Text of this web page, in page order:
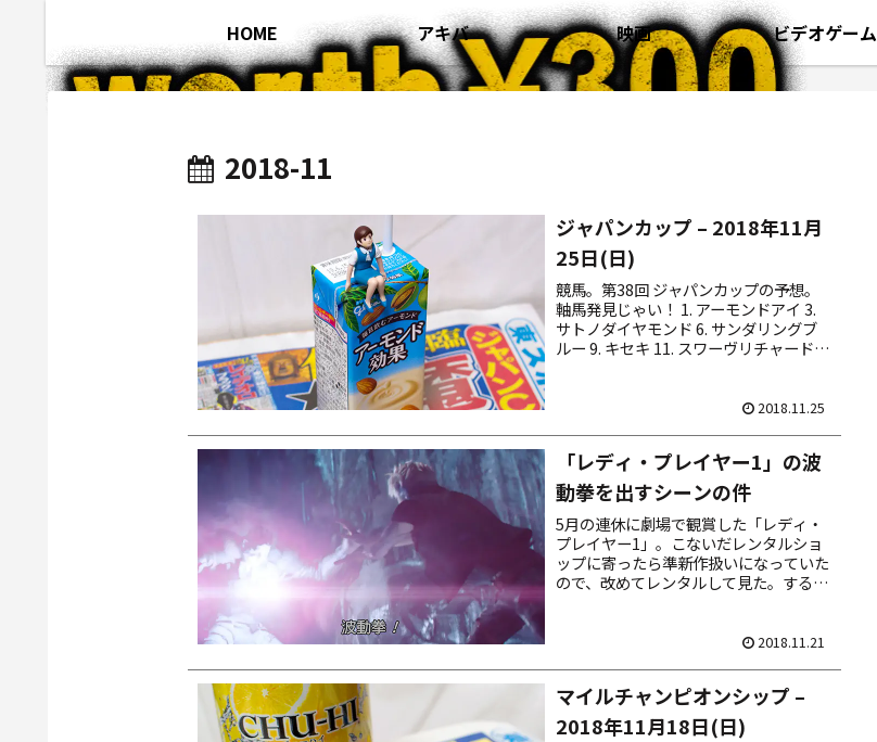
HOME アキバ 映画 ビデオゲーム
2018-11
ジャパンカップ – 2018年11月
25日(日)
競馬。第38回 ジャパンカップの予想。
軸馬発見じゃい！ 1. アーモンドアイ 3.
サトノダイヤモンド 6. サンダリングブ
ルー 9. キセキ 11. スワーヴリチャード
2018.11.25
「レディ・プレイヤー1」の波
動拳を出すシーンの件
5月の連休に劇場で観賞した「レディ・
プレイヤー1」。こないだレンタルショ
ップに寄ったら準新作扱いになっていた
ので、改めてレンタルして見た。すると
シヴァルが、テレビゲーム... 2018.11.21
マイルチャンピオンシップ –
2018年11月18日(日)